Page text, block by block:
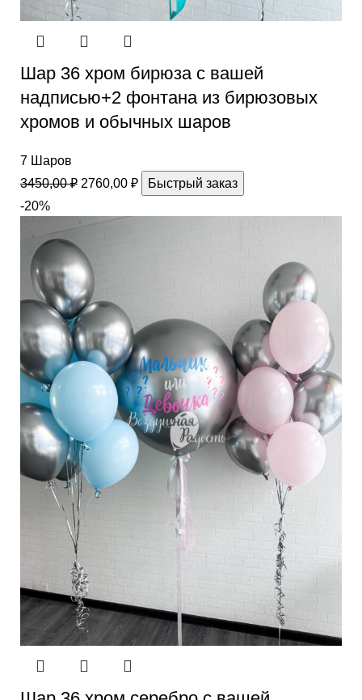
Шар 36 хром бирюза с вашей
надписью+2 фонтана из бирюзовых
хромов и обычных шаров
7 Шаров
3450,00₽ 2760,00 ₽
Быстрый заказ
-20%